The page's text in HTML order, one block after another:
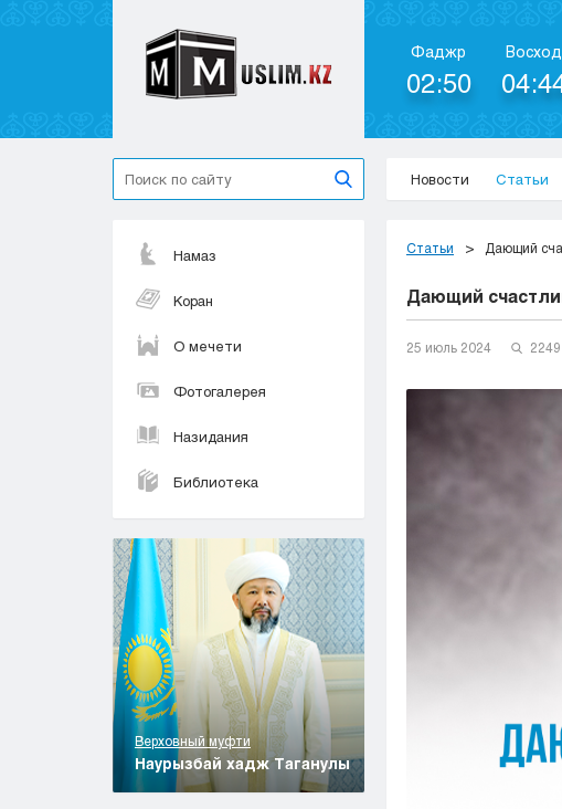
Фаджр
02:50
Восход
Новости Статьи
Намаз
Коран
О мечети
Фотогалерея
Назидания
Библиотека
Верховный муфти
Наурызбай хадж Таганулы
Статьи Дающий
Дающий
25 июль 2024 2249